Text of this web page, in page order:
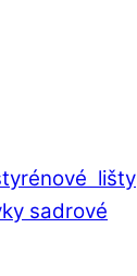
lišty
sadrové